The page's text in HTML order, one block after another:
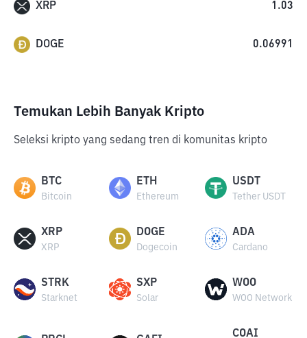
XRP 1.03
DOGE 0.06991
Temukan Lebih Banyak Kripto
Seleksi kripto yang sedang tren di komunitas kripto
BTC
Bitcoin
ETH
Ethereum
USDT
Tether USDT
XRP
XRP
DOGE
Dogecoin
ADA
Cardano
STRK
Starknet
SXP
Solar
WOO
WOO Network
COAI